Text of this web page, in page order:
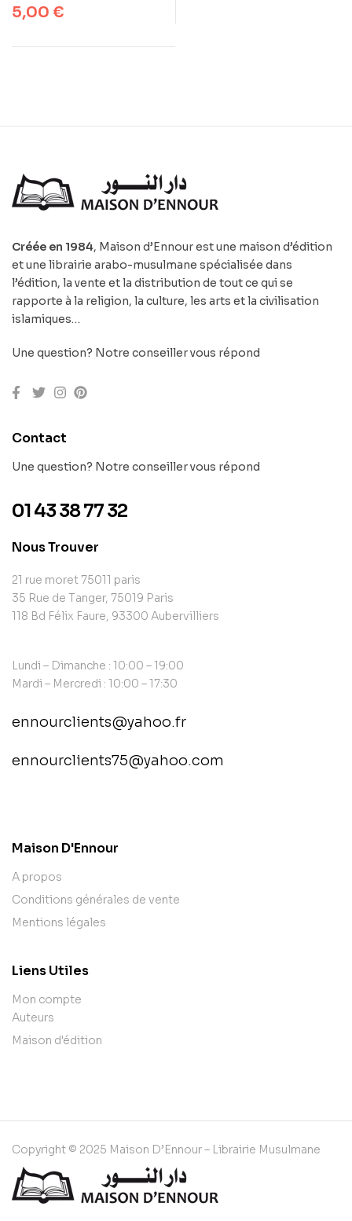
Editions Ibn Al Qayyim
5,00 €
Créée en 1984, Maison d’Ennour est une maison d’édition
et une librairie arabo-musulmane spécialisée dans
l’édition, la vente et la distribution de tout ce qui se
rapporte à la religion, la culture, les arts et la civilisation
islamiques…
Une question? Notre conseiller vous répond
Contact
Une question? Notre conseiller vous répond
01 43 38 77 32
Nous Trouver
21 rue moret 75011 paris
35 Rue de Tanger, 75019 Paris
118 Bd Félix Faure, 93300 Aubervilliers
Lundi – Dimanche : 10:00 – 19:00
Mardi – Mercredi : 10:00 – 17:30
ennourclients@yahoo.fr
ennourclients75@yahoo.com
Maison D'Ennour
A propos
Conditions générales de vente
Mentions légales
Liens Utiles
Mon compte
Auteurs
Maison d'édition
Copyright © 2025 Maison D’Ennour – Librairie Musulmane